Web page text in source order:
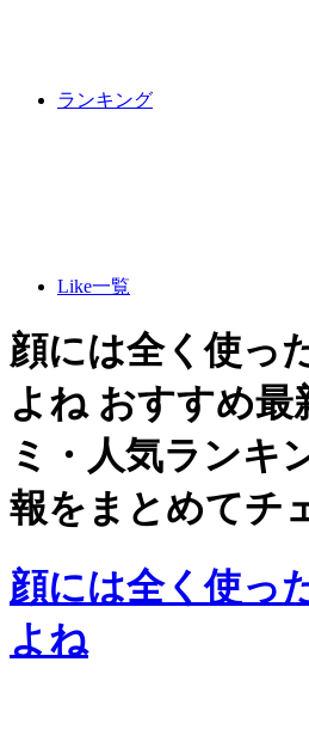
ランキング
Like一覧
顔には全く使っ
よね おすすめ最
ミ・人気ランキ
報をまとめてチ
顔には全く使っ
よね